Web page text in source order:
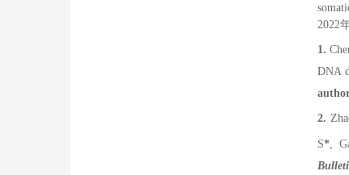
2022
1.
DNA
2.
S* ,